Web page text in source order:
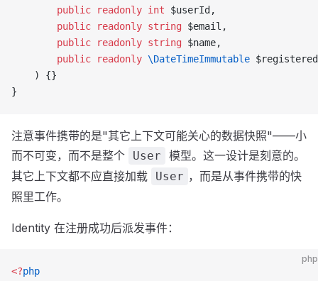
        public
readonly int $userId,
        public
readonly string $email,
        public
readonly string $name,
        public
readonly \DateTimeImmutable
    ) {}
}
注意事件携带的是"其它上下文可能关心的数据快照"——小
而不可变，而不是整个
User
模型。这一设计是刻意的。
其它上下文都不应直接加载
User ，而是从事件携带的快
照里工作。
Identity 在注册成功后派发事件：
php
<?php